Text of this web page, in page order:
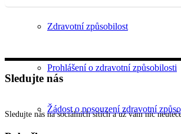
Zdravotní způsobilost
Prohlášení o zdravotní způsobilosti
Žádost o posouzení zdravotní
Sledujte nás
Sledujte nás na sociálních sítích a už vám nic